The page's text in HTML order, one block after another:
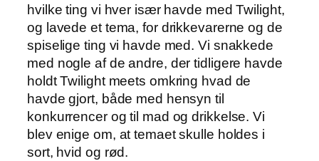
hvilke ting vi hver især havde med Twilight,
og lavede et tema, for drikkevarerne og de
spiselige ting vi havde med. Vi snakkede
med nogle af de andre, der tidligere havde
holdt Twilight meets omkring hvad de
havde gjort, både med hensyn til
konkurrencer og til mad og drikkelse. Vi
blev enige om, at temaet skulle holdes i
sort, hvid og rød.